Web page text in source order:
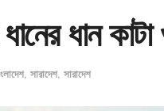
ধান
, সারাদেশ, সারাদেশ